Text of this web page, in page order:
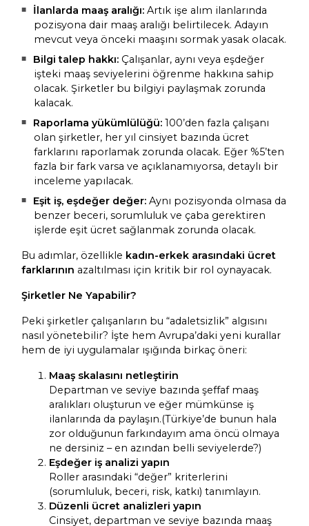
İlanlarda maaş aralığı: Artık işe alım ilanlarında
pozisyona dair maaş aralığı belirtilecek. Adayın
mevcut veya önceki maaşını sormak yasak olacak.
Bilgi talep hakkı: Çalışanlar, aynı veya eşdeğer
işteki maaş seviyelerini öğrenme hakkına sahip
olacak. Şirketler bu bilgiyi paylaşmak zorunda
kalacak.
Raporlama yükümlülüğü: 100’den fazla çalışanı
olan şirketler, her yıl cinsiyet bazında ücret
farklarını raporlamak zorunda olacak. Eğer %5’ten
fazla bir fark varsa ve açıklanamıyorsa, detaylı bir
inceleme yapılacak.
Eşit iş, eşdeğer değer: Aynı pozisyonda olmasa da
benzer beceri, sorumluluk ve çaba gerektiren
işlerde eşit ücret sağlanmak zorunda olacak.
Bu adımlar, özellikle kadın-erkek arasındaki ücret
farklarının azaltılması için kritik bir rol oynayacak.
Şirketler Ne Yapabilir?
Peki şirketler çalışanların bu “adaletsizlik” algısını
nasıl yönetebilir? İşte hem Avrupa’daki yeni kurallar
hem de iyi uygulamalar ışığında birkaç öneri:
Maaş skalasını netleştirin
Departman ve seviye bazında şeffaf maaş
aralıkları oluşturun ve eğer mümkünse iş
ilanlarında da paylaşın.(Türkiye’de bunun hala
zor olduğunun farkındayım ama öncü olmaya
ne dersiniz – en azından belli seviyelerde?)
Eşdeğer iş analizi yapın
Roller arasındaki “değer” kriterlerini
(sorumluluk, beceri, risk, katkı) tanımlayın.
Düzenli ücret analizleri yapın
Cinsiyet, departman ve seviye bazında maaş